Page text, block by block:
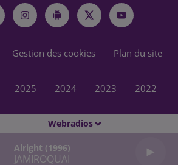
Webradios
Alright (1996)
JAMIROQUAI
Gestion des cookies Plan du site
2025 2024 2023 2022